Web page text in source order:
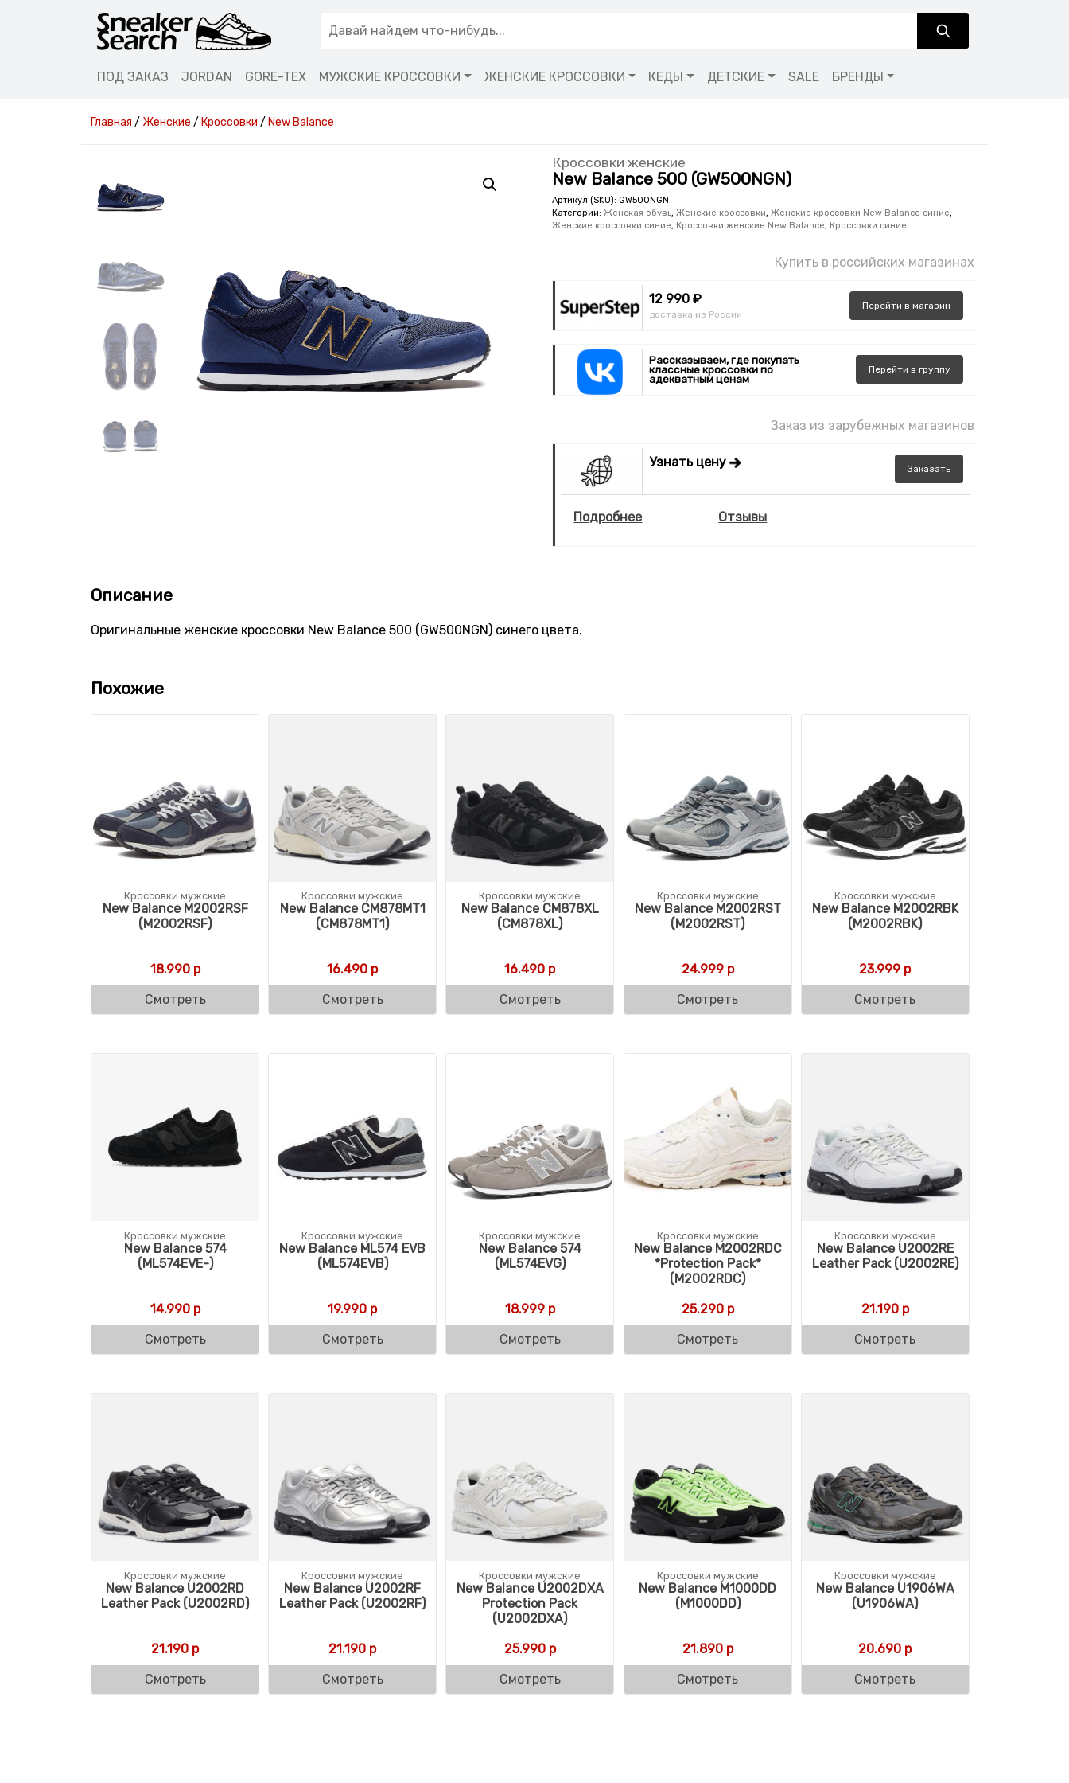
ПОД ЗАКАЗ JORDAN GORE-TEX МУЖСКИЕ КРОССОВКИ ЖЕНСКИЕ КРОССОВКИ КЕДЫ ДЕТСКИЕ SALE БРЕНДЫ
Главная / Женские / Кроссовки / New Balance
Кроссовки женские
New Balance 500 (GW500NGN)
Артикул (SKU):GW500NGN
Категории:Женская обувь,Женские кроссовки,Женские кроссовки New Balance синие,
Женские кроссовки синие, Кроссовки женские New Balance, Кроссовки синие
Купить в российских магазинах
12 990 ₽
доставка из России
Перейти в магазин
Рассказываем, где покупать
классные кроссовки по
адекватным ценам
Перейти в группу
Заказ из зарубежных магазинов
Узнать цену Заказать
Подробнее Отзывы
Описание
Оригинальные женские кроссовки New Balance 500 (GW500NGN) синего цвета.
Похожие
Кроссовки мужские
New Balance M2002RSF
(M2002RSF)
18.990р
Смотреть
Кроссовки мужские
New Balance CM878MT1
(CM878MT1)
16.490 р
Смотреть
Кроссовки мужские
New Balance CM878XL
(CM878XL)
16.490 р
Смотреть
Кроссовки мужские
New Balance M2002RST
(M2002RST)
24.999р
Смотреть
Кроссовки мужские
New Balance M2002RBK
(M2002RBK)
23.999 р
Смотреть
Кроссовки мужские
New Balance 574
(ML574EVE-)
14.990р
Смотреть
Кроссовки мужские
New Balance ML574 EVB
(ML574EVB)
19.990 р
Смотреть
Кроссовки мужские
New Balance 574
(ML574EVG)
18.999р
Смотреть
Кроссовки мужские
New Balance M2002RDC
*Protection Pack*
(M2002RDC)
25.290р
Смотреть
Кроссовки мужские
New Balance U2002RE
Leather Pack (U2002RE)
21.190р
Смотреть
Кроссовки мужские
New Balance U2002RD
Leather Pack (U2002RD)
21.190 р
Смотреть
Кроссовки мужские
New Balance U2002RF
Leather Pack (U2002RF)
21.190 р
Смотреть
Кроссовки мужские
New Balance U2002DXA
Protection Pack
(U2002DXA)
25.990р
Смотреть
Кроссовки мужские
New Balance M1000DD
(M1000DD)
21.890р
Смотреть
Кроссовки мужские
New Balance U1906WA
(U1906WA)
20.690 р
Смотреть